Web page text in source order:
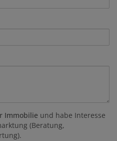
Immobilie und habe Interesse
(Beratung,